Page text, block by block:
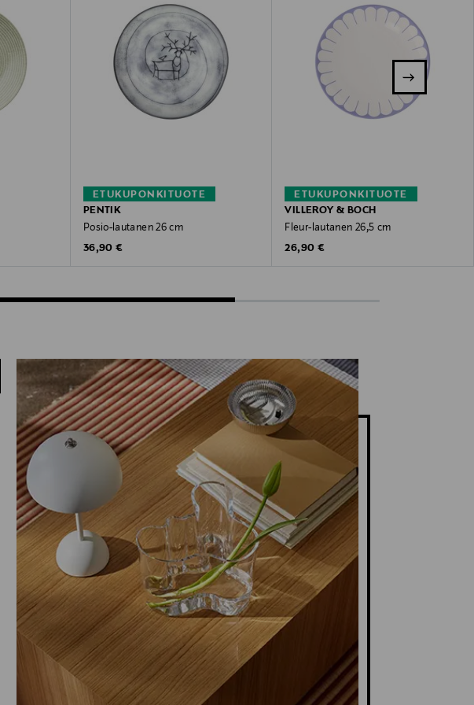
ETUKUPONKITUOTE
PENTIK
Posio-lautanen 26 cm
Original Price
36,90 €
ETUKUPONKITUOTE
VILLEROY & BOCH
Fleur-lautanen 26,5 cm
Original Price
26,90 €